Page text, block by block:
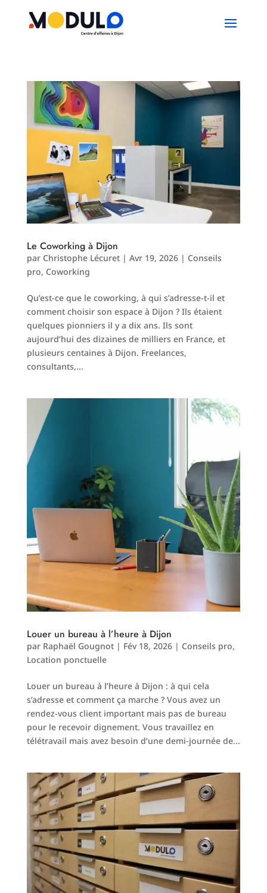
Le Coworking à Dijon
par Christophe Lécuret| Avr 19, 2026| Conseils
pro, Coworking
Qu’est-ce que le coworking, à qui s’adresse-t-il et
comment choisir son espace à Dijon ? Ils étaient
quelques pionniers il y a dix ans. Ils sont
aujourd’hui des dizaines de milliers en France, et
plusieurs centaines à Dijon. Freelances,
consultants,...
Louer un bureau à l’heure à Dijon
par Raphaël Gougnot| Fév 18, 2026| Conseils pro,
Location ponctuelle
Louer un bureau à l’heure à Dijon : à qui cela
s’adresse et comment ça marche ? Vous avez un
rendez-vous client important mais pas de bureau
pour le recevoir dignement. Vous travaillez en
télétravail mais avez besoin d’une demi-journée de...